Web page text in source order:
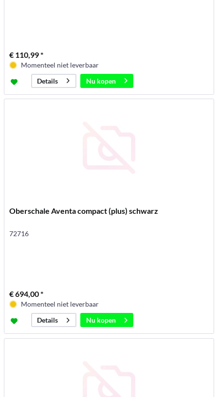
€ 110,99 *
Momenteel niet leverbaar
Details
Nu kopen
Oberschale Aventa compact (plus) schwarz
72716
€ 694,00 *
Momenteel niet leverbaar
Details
Nu kopen